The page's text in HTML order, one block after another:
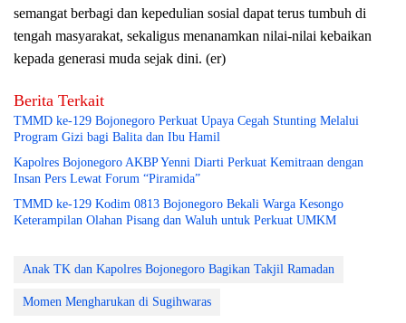
semangat berbagi dan kepedulian sosial dapat terus tumbuh di
tengah masyarakat, sekaligus menanamkan nilai-nilai kebaikan
kepada generasi muda sejak dini. (er)
Berita Terkait
TMMD ke-129 Bojonegoro Perkuat Upaya Cegah Stunting Melalui
Program Gizi bagi Balita dan Ibu Hamil
Kapolres Bojonegoro AKBP Yenni Diarti Perkuat Kemitraan dengan
Insan Pers Lewat Forum “Piramida”
TMMD ke-129 Kodim 0813 Bojonegoro Bekali Warga Kesongo
Keterampilan Olahan Pisang dan Waluh untuk Perkuat UMKM
Anak TK dan Kapolres Bojonegoro Bagikan Takjil Ramadan
Momen Mengharukan di Sugihwaras